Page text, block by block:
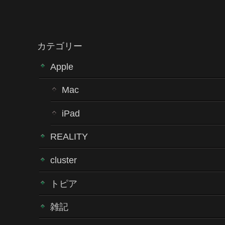
カテゴリー
Apple
Mac
iPad
REALITY
cluster
トピア
雑記